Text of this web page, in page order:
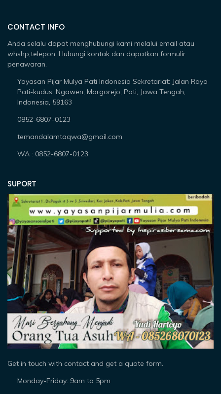
CONTACT INFO
Anda selalu dapat menghubungi kami melalui email atau
whshp,telepon. Hubungi kontak dan dapatkan formulir
penawaran.
Yayasan Pijar Mulya Pati Indonesia Sekretariat: Jalan Raya
Pati-kudus, Ngawen, Margorejo, Pati, Jawa Tengah,
Indonesia, 59163
0852-6807-0123
temandalamtaqwa@gmail.com
WA : 0852-6807-0123
SUPORT
Get in touch with contact and get a quote form.
Monday-Friday: 9am to 5pm